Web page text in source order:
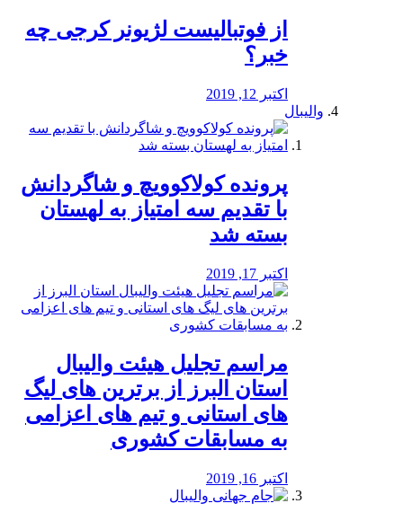
از فوتبالیست لژیونر کرجی چه
خبر؟
اکتبر 12, 2019
والیبال
پرونده کولاکوویچ و شاگردانش
با تقدیم سه امتیاز به لهستان
بسته شد
اکتبر 17, 2019
مراسم تجلیل هیئت والیبال
استان البرز از برترین های لیگ
های استانی و تیم های اعزامی
به مسابقات کشوری
اکتبر 16, 2019